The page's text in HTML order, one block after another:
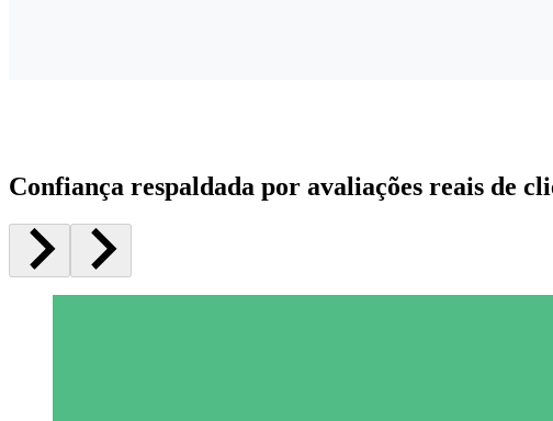
Confiança respaldada por avaliações reais de